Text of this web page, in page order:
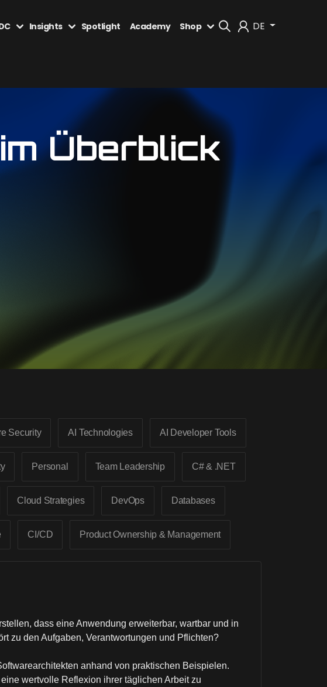
DE
Insights Spotlight Academy Shop
Überblick
Security AI Technologies AI Developer Tools
Personal Team Leadership C# & .NET
Cloud Strategies DevOps Databases
CI/CD Product Ownership & Management
dass eine Anwendung erweiterbar, wartbar und in
zu den Aufgaben, Verantwortungen und Pflichten?
anhand von praktischen Beispielen.
wertvolle Reflexion ihrer täglichen Arbeit zu